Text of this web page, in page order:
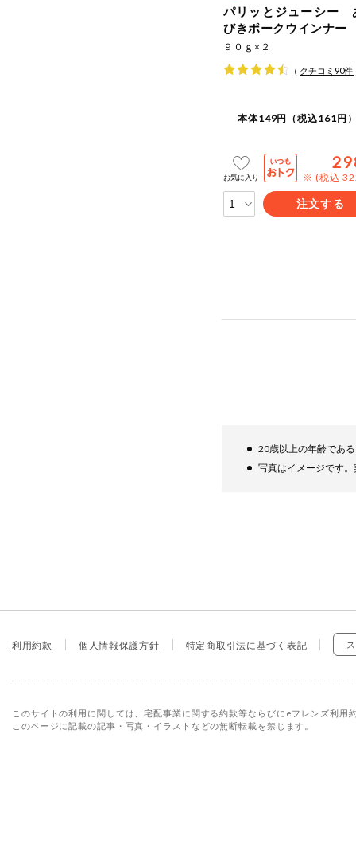
パリッとジューシー
びきポークウインナー
９０ｇ×２
（ クチコミ 90件
本体149円（税込161円
お気に入り ※ (税込
注文する
20歳以上の年齢であ
写真はイメージです
利用約款 個人情報保護方針 特定商取引法に基づく表記
このサイトの利用に関しては、宅配事業に関する約款等ならびにeフレンズ利用
このページに記載の記事・写真・イラストなどの無断転載を禁じます。